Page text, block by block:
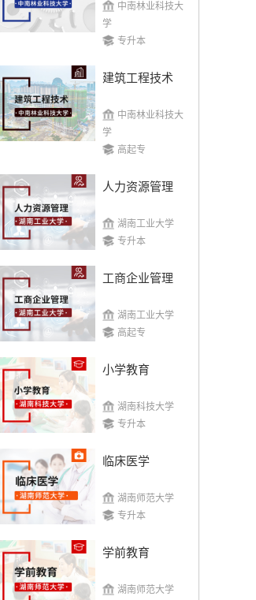
中南林业科技大
学
专升本
建筑工程技术
中南林业科技大
学
高起专
人力资源管理
湖南工业大学
专升本
工商企业管理
湖南工业大学
高起专
小学教育
湖南科技大学
专升本
临床医学
湖南师范大学
专升本
学前教育
湖南师范大学